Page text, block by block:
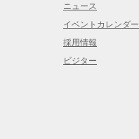
ニュース
イベントカレンダー
採用情報
ビジター